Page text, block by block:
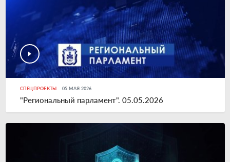
СПЕЦПРОЕКТЫ 05 МАЯ 2026
"Региональный парламент". 05.05.2026